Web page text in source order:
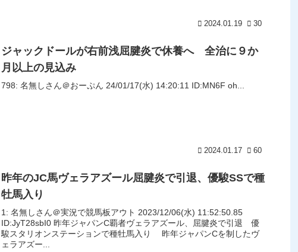
2024.01.19 30
ジャックドールが右前浅屈腱炎で休養へ 全治に９か
月以上の見込み
798: 名無しさん＠おーぷん 24/01/17(水) 14:20:11 ID:MN6F oh...
2024.01.17 60
昨年のJC馬ヴェラアズール屈腱炎で引退、優駿SSで種
牡馬入り
1: 名無しさん＠実況で競馬板アウト 2023/12/06(水) 11:52:50.85
ID:JyT28sbI0 昨年ジャパンC覇者ヴェラアズール、屈腱炎で引退 優
駿スタリオンステーションで種牡馬入り 昨年ジャパンCを制したヴ
ェラアズー...